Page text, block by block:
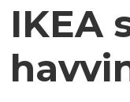
IKEA